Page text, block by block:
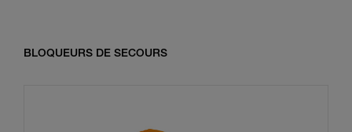
BLOQUEURS DE SECOURS